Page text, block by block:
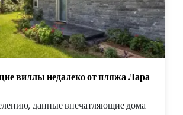
виллы недалеко от пляжа Лара
данные впечатляющие дома